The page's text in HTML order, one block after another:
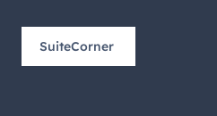
SuiteCorner